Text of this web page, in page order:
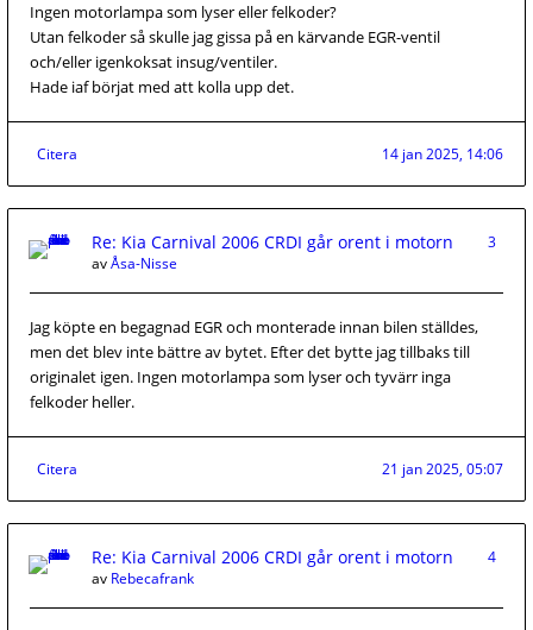
Ingen motorlampa som lyser eller felkoder?
Utan felkoder så skulle jag gissa på en kärvande EGR-ventil
och/eller igenkoksat insug/ventiler.
Hade iaf börjat med att kolla upp det.
Citera 14 jan 2025, 14:06
Re: Kia Carnival 2006 CRDI går orent i motorn
3
avÅsa-Nisse
Jag köpte en begagnad EGR och monterade innan bilen ställdes,
men det blev inte bättre av bytet. Efter det bytte jag tillbaks till
originalet igen. Ingen motorlampa som lyser och tyvärr inga
felkoder heller.
Citera 21 jan 2025, 05:07
Re: Kia Carnival 2006 CRDI går orent i motorn
4
av Rebecafrank